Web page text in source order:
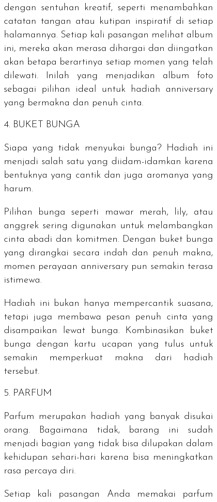
dengan sentuhan kreatif, seperti menambahkan
catatan tangan atau kutipan inspiratif di setiap
halamannya. Setiap kali pasangan melihat album
ini, mereka akan merasa dihargai dan diingatkan
akan betapa berartinya setiap momen yang telah
dilewati. Inilah yang menjadikan album foto
sebagai pilihan ideal untuk hadiah anniversary
yang bermakna dan penuh cinta.
4. BUKET BUNGA
Siapa yang tidak menyukai bunga? Hadiah ini
menjadi salah satu yang diidam-idamkan karena
bentuknya yang cantik dan juga aromanya yang
harum.
Pilihan bunga seperti mawar merah, lily, atau
anggrek sering digunakan untuk melambangkan
cinta abadi dan komitmen. Dengan buket bunga
yang dirangkai secara indah dan penuh makna,
momen perayaan anniversary pun semakin terasa
istimewa.
Hadiah ini bukan hanya mempercantik suasana,
tetapi juga membawa pesan penuh cinta yang
disampaikan lewat bunga. Kombinasikan buket
bunga dengan kartu ucapan yang tulus untuk
semakin memperkuat makna dari hadiah
tersebut.
5. PARFUM
Parfum merupakan hadiah yang banyak disukai
orang. Bagaimana tidak, barang ini sudah
menjadi bagian yang tidak bisa dilupakan dalam
kehidupan sehari-hari karena bisa meningkatkan
rasa percaya diri.
Setiap kali pasangan Anda memakai parfum